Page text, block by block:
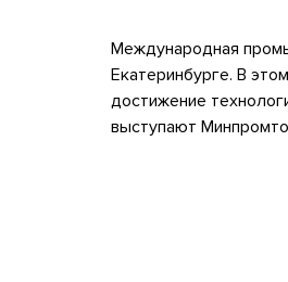
Международная
Екатеринбурге. В
достижение
выступают